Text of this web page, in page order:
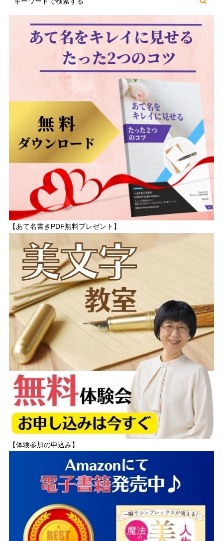
【あて名書きPDF無料プレゼント】
【体験参加の申込み】